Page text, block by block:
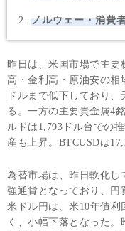
ノルウェー・消費
昨日は、米国市場で主要
高・金利高・原油安の相
ドルまで低下しており
る。一方の主要貴金属4
ルドは1,793ドル台での
産も上昇。BTCUSDは
為替市場は、昨日軟化し
強通貨となっており、円
米ドル円は、米10年債
く、小幅下落となった。